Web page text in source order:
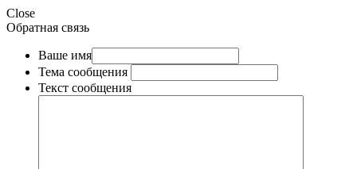
Close
Обратная связь
Ваше имя
Тема сообщения
Текст сообщения